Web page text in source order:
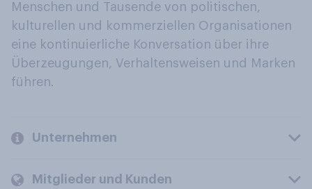
Menschen und Tausende von politischen,
kulturellen und kommerziellen Organisationen
eine kontinuierliche Konversation über ihre
Überzeugungen, Verhaltensweisen und Marken
führen.
Unternehmen
Mitglieder und Kunden